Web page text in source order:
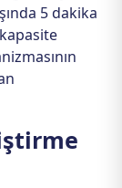
5 dakika